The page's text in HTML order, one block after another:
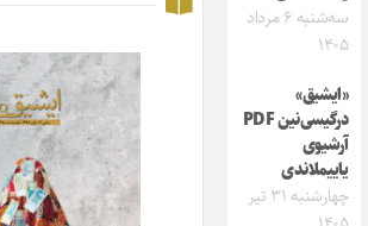
سه‌شنبه ۶ مرداد
۱۴۰۵
«ایشیق»
درگیسی‌نین PDF
آرشیوی
یاییملاندی
چهارشنبه ۳۱ تیر